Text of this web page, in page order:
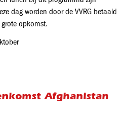
dag worden door de VVRG betaald
opkomst.
Afghanistan